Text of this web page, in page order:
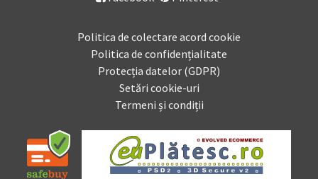
Politica de colectare acord cookie
Politica de confidențialitate
Protecția datelor (GDPR)
Setări cookie-uri
Termeni și condiții